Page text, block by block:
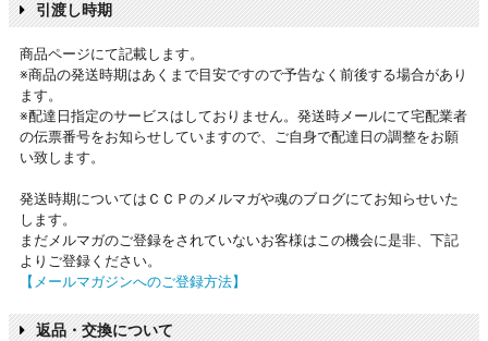
引渡し時期
商品ページにて記載します。
※商品の発送時期はあくまで目安ですので予告なく前後する場合があり
ます。
※配達日指定のサービスはしておりません。発送時メールにて宅配業者
の伝票番号をお知らせしていますので、ご自身で配達日の調整をお願
い致します。
発送時期についてはＣＣＰのメルマガや魂のブログにてお知らせいた
します。
まだメルマガのご登録をされていないお客様はこの機会に是非、下記
よりご登録ください。
【メールマガジンへのご登録方法】
返品・交換について